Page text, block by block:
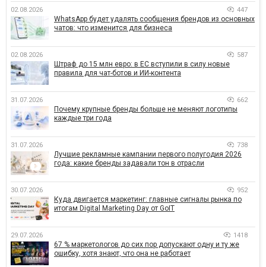
02.08.2026 447
WhatsApp будет удалять сообщения брендов из основных
чатов: что изменится для бизнеса
02.08.2026 587
Штраф до 15 млн евро: в ЕС вступили в силу новые
правила для чат-ботов и ИИ-контента
31.07.2026 662
Почему крупные бренды больше не меняют логотипы
каждые три года
31.07.2026 738
Лучшие рекламные кампании первого полугодия 2026
года: какие бренды задавали тон в отрасли
30.07.2026 952
Куда двигается маркетинг: главные сигналы рынка по
итогам Digital Marketing Day от GoIT
29.07.2026 1418
67 % маркетологов до сих пор допускают одну и ту же
ошибку, хотя знают, что она не работает